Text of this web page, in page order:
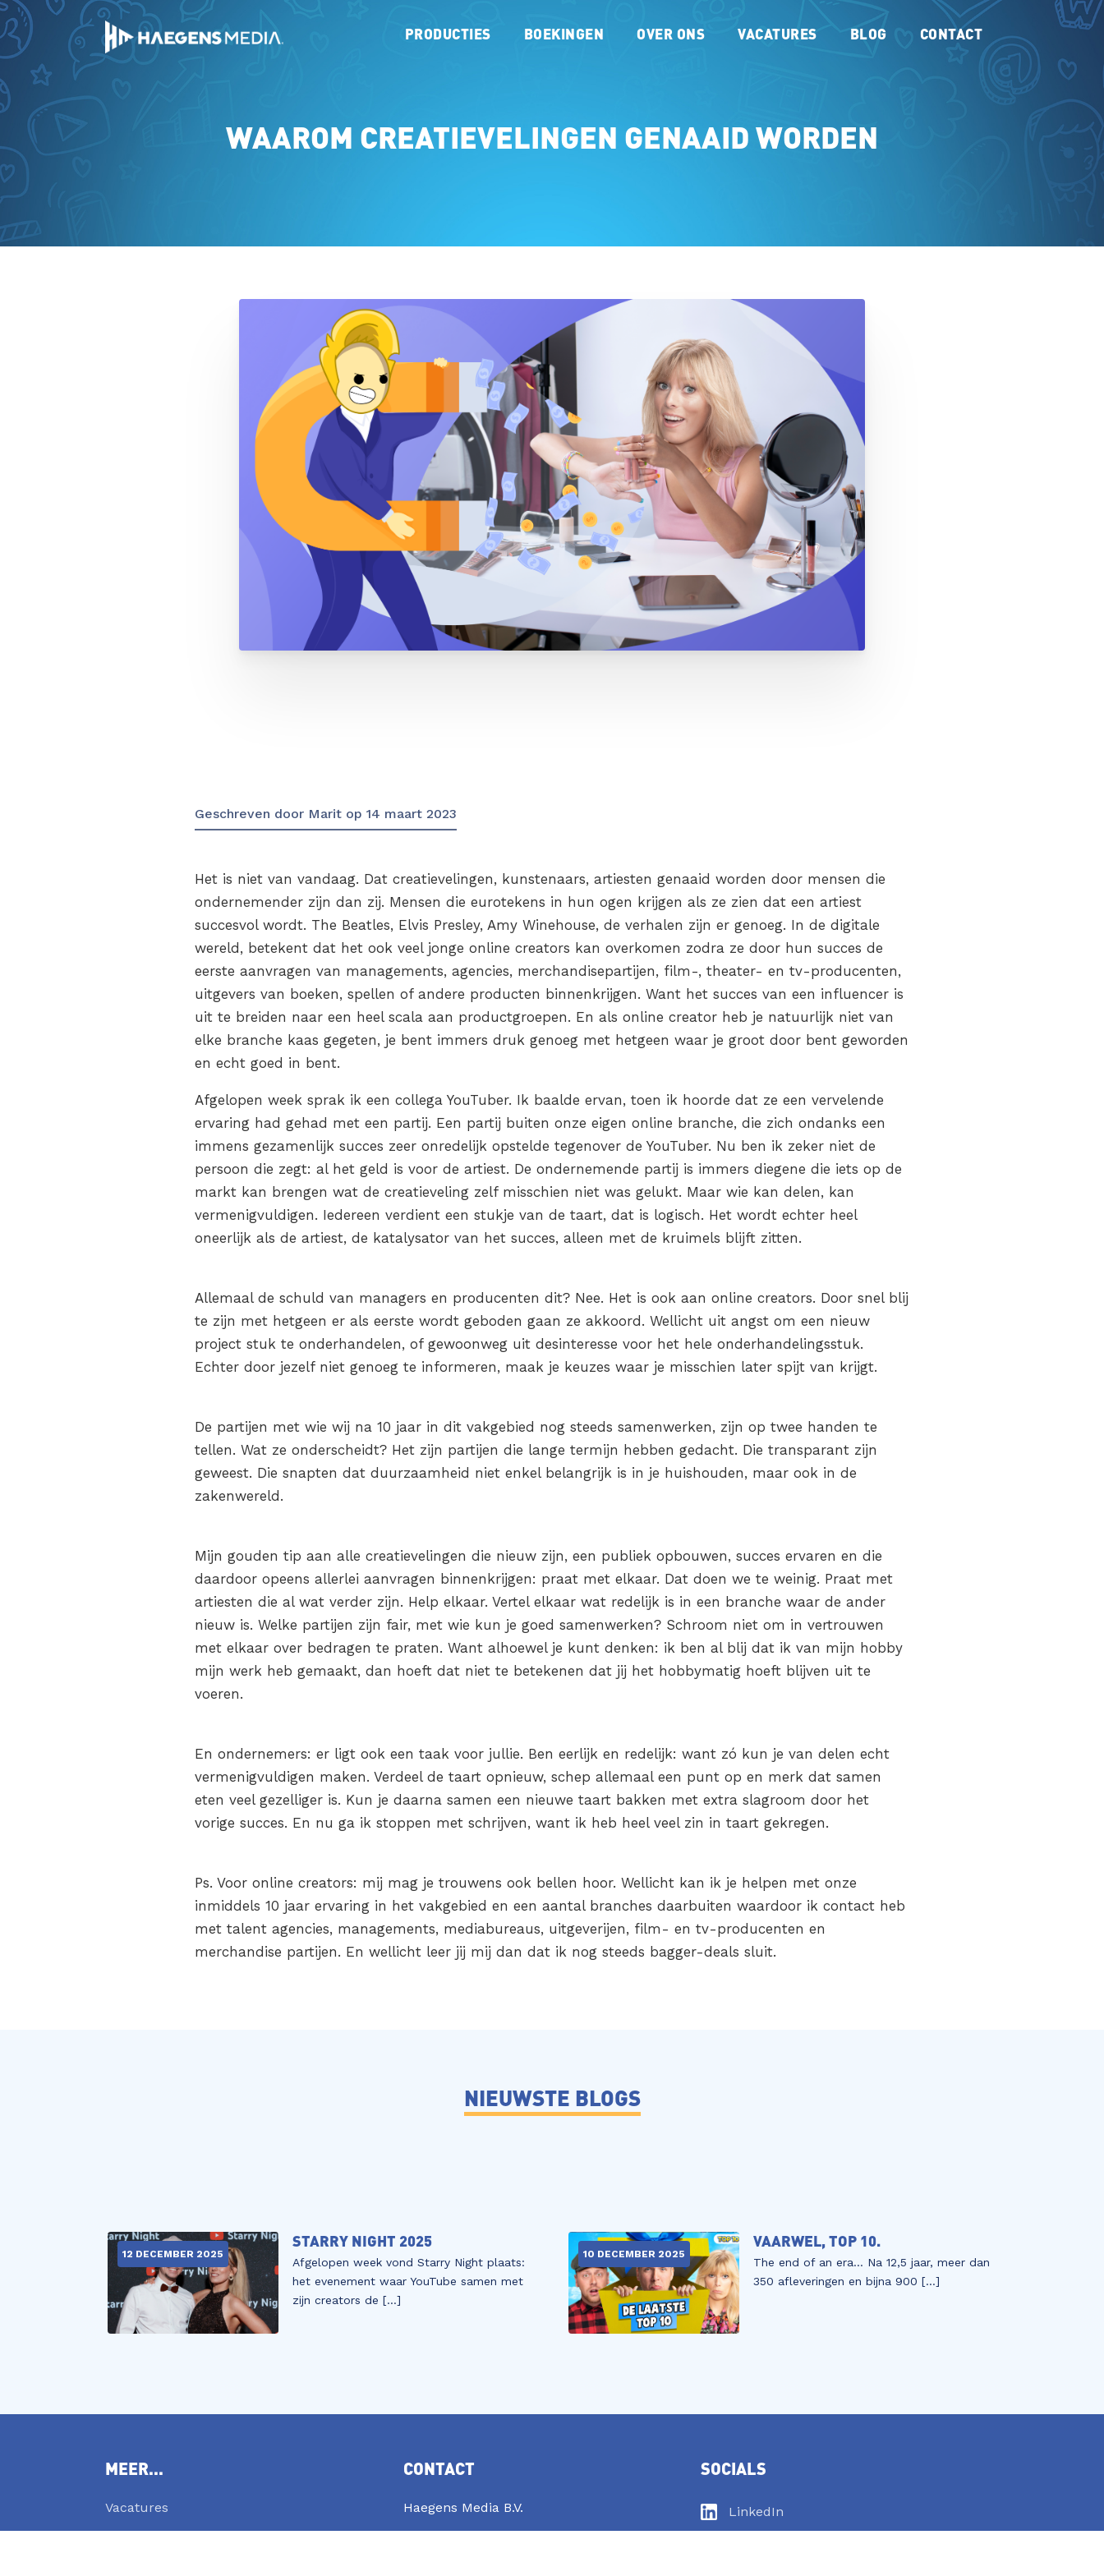
PRODUCTIES BOEKINGEN OVER ONS VACATURES BLOG CONTACT
WAAROM CREATIEVELINGEN GENAAID WORDEN
Geschreven door Maritop 14 maart 2023
Het is niet van vandaag. Dat creatievelingen, kunstenaars, artiesten genaaid worden door mensen die
ondernemender zijn dan zij. Mensen die eurotekens in hun ogen krijgen als ze zien dat een artiest
succesvol wordt. The Beatles, Elvis Presley, Amy Winehouse, de verhalen zijn er genoeg. In de digitale
wereld, betekent dat het ook veel jonge online creators kan overkomen zodra ze door hun succes de
eerste aanvragen van managements, agencies, merchandisepartijen, film-, theater- en tv-producenten,
uitgevers van boeken, spellen of andere producten binnenkrijgen. Want het succes van een influencer is
uit te breiden naar een heel scala aan productgroepen. En als online creator heb je natuurlijk niet van
elke branche kaas gegeten, je bent immers druk genoeg met hetgeen waar je groot door bent geworden
en echt goed in bent.
Afgelopen week sprak ik een collega YouTuber. Ik baalde ervan, toen ik hoorde dat ze een vervelende
ervaring had gehad met een partij. Een partij buiten onze eigen online branche, die zich ondanks een
immens gezamenlijk succes zeer onredelijk opstelde tegenover de YouTuber. Nu ben ik zeker niet de
persoon die zegt: al het geld is voor de artiest. De ondernemende partij is immers diegene die iets op de
markt kan brengen wat de creatieveling zelf misschien niet was gelukt. Maar wie kan delen, kan
vermenigvuldigen. Iedereen verdient een stukje van de taart, dat is logisch. Het wordt echter heel
oneerlijk als de artiest, de katalysator van het succes, alleen met de kruimels blijft zitten.
Allemaal de schuld van managers en producenten dit? Nee. Het is ook aan online creators. Door snel blij
te zijn met hetgeen er als eerste wordt geboden gaan ze akkoord. Wellicht uit angst om een nieuw
project stuk te onderhandelen, of gewoonweg uit desinteresse voor het hele onderhandelingsstuk.
Echter door jezelf niet genoeg te informeren, maak je keuzes waar je misschien later spijt van krijgt.
De partijen met wie wij na 10 jaar in dit vakgebied nog steeds samenwerken, zijn op twee handen te
tellen. Wat ze onderscheidt? Het zijn partijen die lange termijn hebben gedacht. Die transparant zijn
geweest. Die snapten dat duurzaamheid niet enkel belangrijk is in je huishouden, maar ook in de
zakenwereld.
Mijn gouden tip aan alle creatievelingen die nieuw zijn, een publiek opbouwen, succes ervaren en die
daardoor opeens allerlei aanvragen binnenkrijgen: praat met elkaar. Dat doen we te weinig. Praat met
artiesten die al wat verder zijn. Help elkaar. Vertel elkaar wat redelijk is in een branche waar de ander
nieuw is. Welke partijen zijn fair, met wie kun je goed samenwerken? Schroom niet om in vertrouwen
met elkaar over bedragen te praten. Want alhoewel je kunt denken: ik ben al blij dat ik van mijn hobby
mijn werk heb gemaakt, dan hoeft dat niet te betekenen dat jij het hobbymatig hoeft blijven uit te
voeren.
En ondernemers: er ligt ook een taak voor jullie. Ben eerlijk en redelijk: want zó kun je van delen echt
vermenigvuldigen maken. Verdeel de taart opnieuw, schep allemaal een punt op en merk dat samen
eten veel gezelliger is. Kun je daarna samen een nieuwe taart bakken met extra slagroom door het
vorige succes. En nu ga ik stoppen met schrijven, want ik heb heel veel zin in taart gekregen.
Ps. Voor online creators: mij mag je trouwens ook bellen hoor. Wellicht kan ik je helpen met onze
inmiddels 10 jaar ervaring in het vakgebied en een aantal branches daarbuiten waardoor ik contact heb
met talent agencies, managements, mediabureaus, uitgeverijen, film- en tv-producenten en
merchandise partijen. En wellicht leer jij mij dan dat ik nog steeds bagger-deals sluit.
NIEUWSTE BLOGS
12 DECEMBER 2025
STARRY NIGHT 2025
Afgelopen week vond Starry Night plaats:
het evenement waar YouTube samen met
zijn creators de […]
10 DECEMBER 2025
VAARWEL, TOP 10.
The end of an era… Na 12,5 jaar, meer dan
350 afleveringen en bijna 900 […]
MEER...
Vacatures
CONTACT
Haegens Media B.V.
SOCIALS
LinkedIn